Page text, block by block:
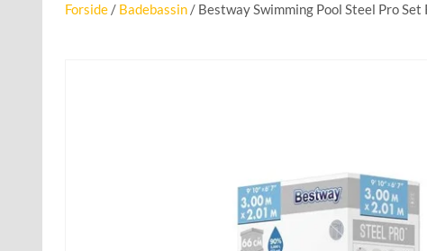
Forside / Badebassin / Bestway Swimming Pool Steel Pro